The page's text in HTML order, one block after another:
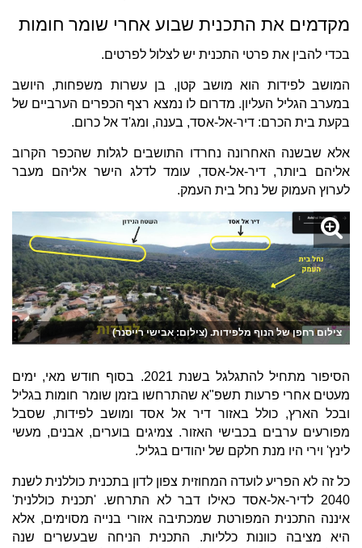
מקדמים את התכנית שבוע אחרי שומר חומות
בכדי להבין את פרטי התכנית יש לצלול לפרטים.
המושב לפידות הוא מושב קטן, בן עשרות משפחות, היושב
במערב הגליל העליון. מדרום לו נמצא רצף הכפרים הערביים של
בקעת בית הכרם: דיר-אל-אסד, בענה, ומג'ד אל כרום.
אלא שבשנה האחרונה נחרדו התושבים לגלות שהכפר הקרוב
אליהם ביותר, דיר-אל-אסד, עומד לדלג הישר אליהם מעבר
לערוץ העמוק של נחל בית העמק.
צילום רחפן של הנוף מלפידות. (צילום: אבישי רייסנר)
הסיפור מתחיל להתגלגל בשנת 2021. בסוף חודש מאי, ימים
מעטים אחרי פרעות תשפ"א שהתרחשו בזמן שומר חומות בגליל
ובכל הארץ, כולל באזור דיר אל אסד ומושב לפידות, שסבל
מפורעים ערבים בכבישי האזור. צמיגים בוערים, אבנים, מעשי
לינץ' וירי היו מנת חלקם של יהודים בגליל.
כל זה לא הפריע לועדה המחוזית צפון לדון בתכנית כוללנית לשנת
2040 לדיר-אל-אסד כאילו דבר לא התרחש. 'תכנית כוללנית'
איננה התכנית המפורטת שמכתיבה אזורי בנייה מסוימים, אלא
היא מציבה כוונות כלליות. התכנית הניחה שבעשרים שנה